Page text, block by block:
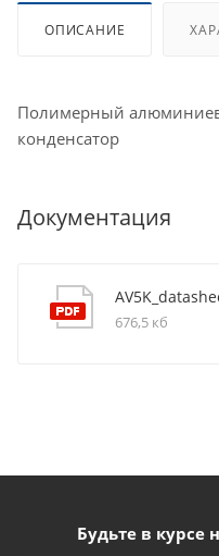
ОПИСАНИЕ
Полимерный
конденсатор
Документация
676,5 кб
Будьте в курсе